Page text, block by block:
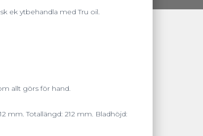
ek ytbehandla med Tru oil.
allt görs för hand.
mm. Totallängd: 212 mm. Bladhöjd: